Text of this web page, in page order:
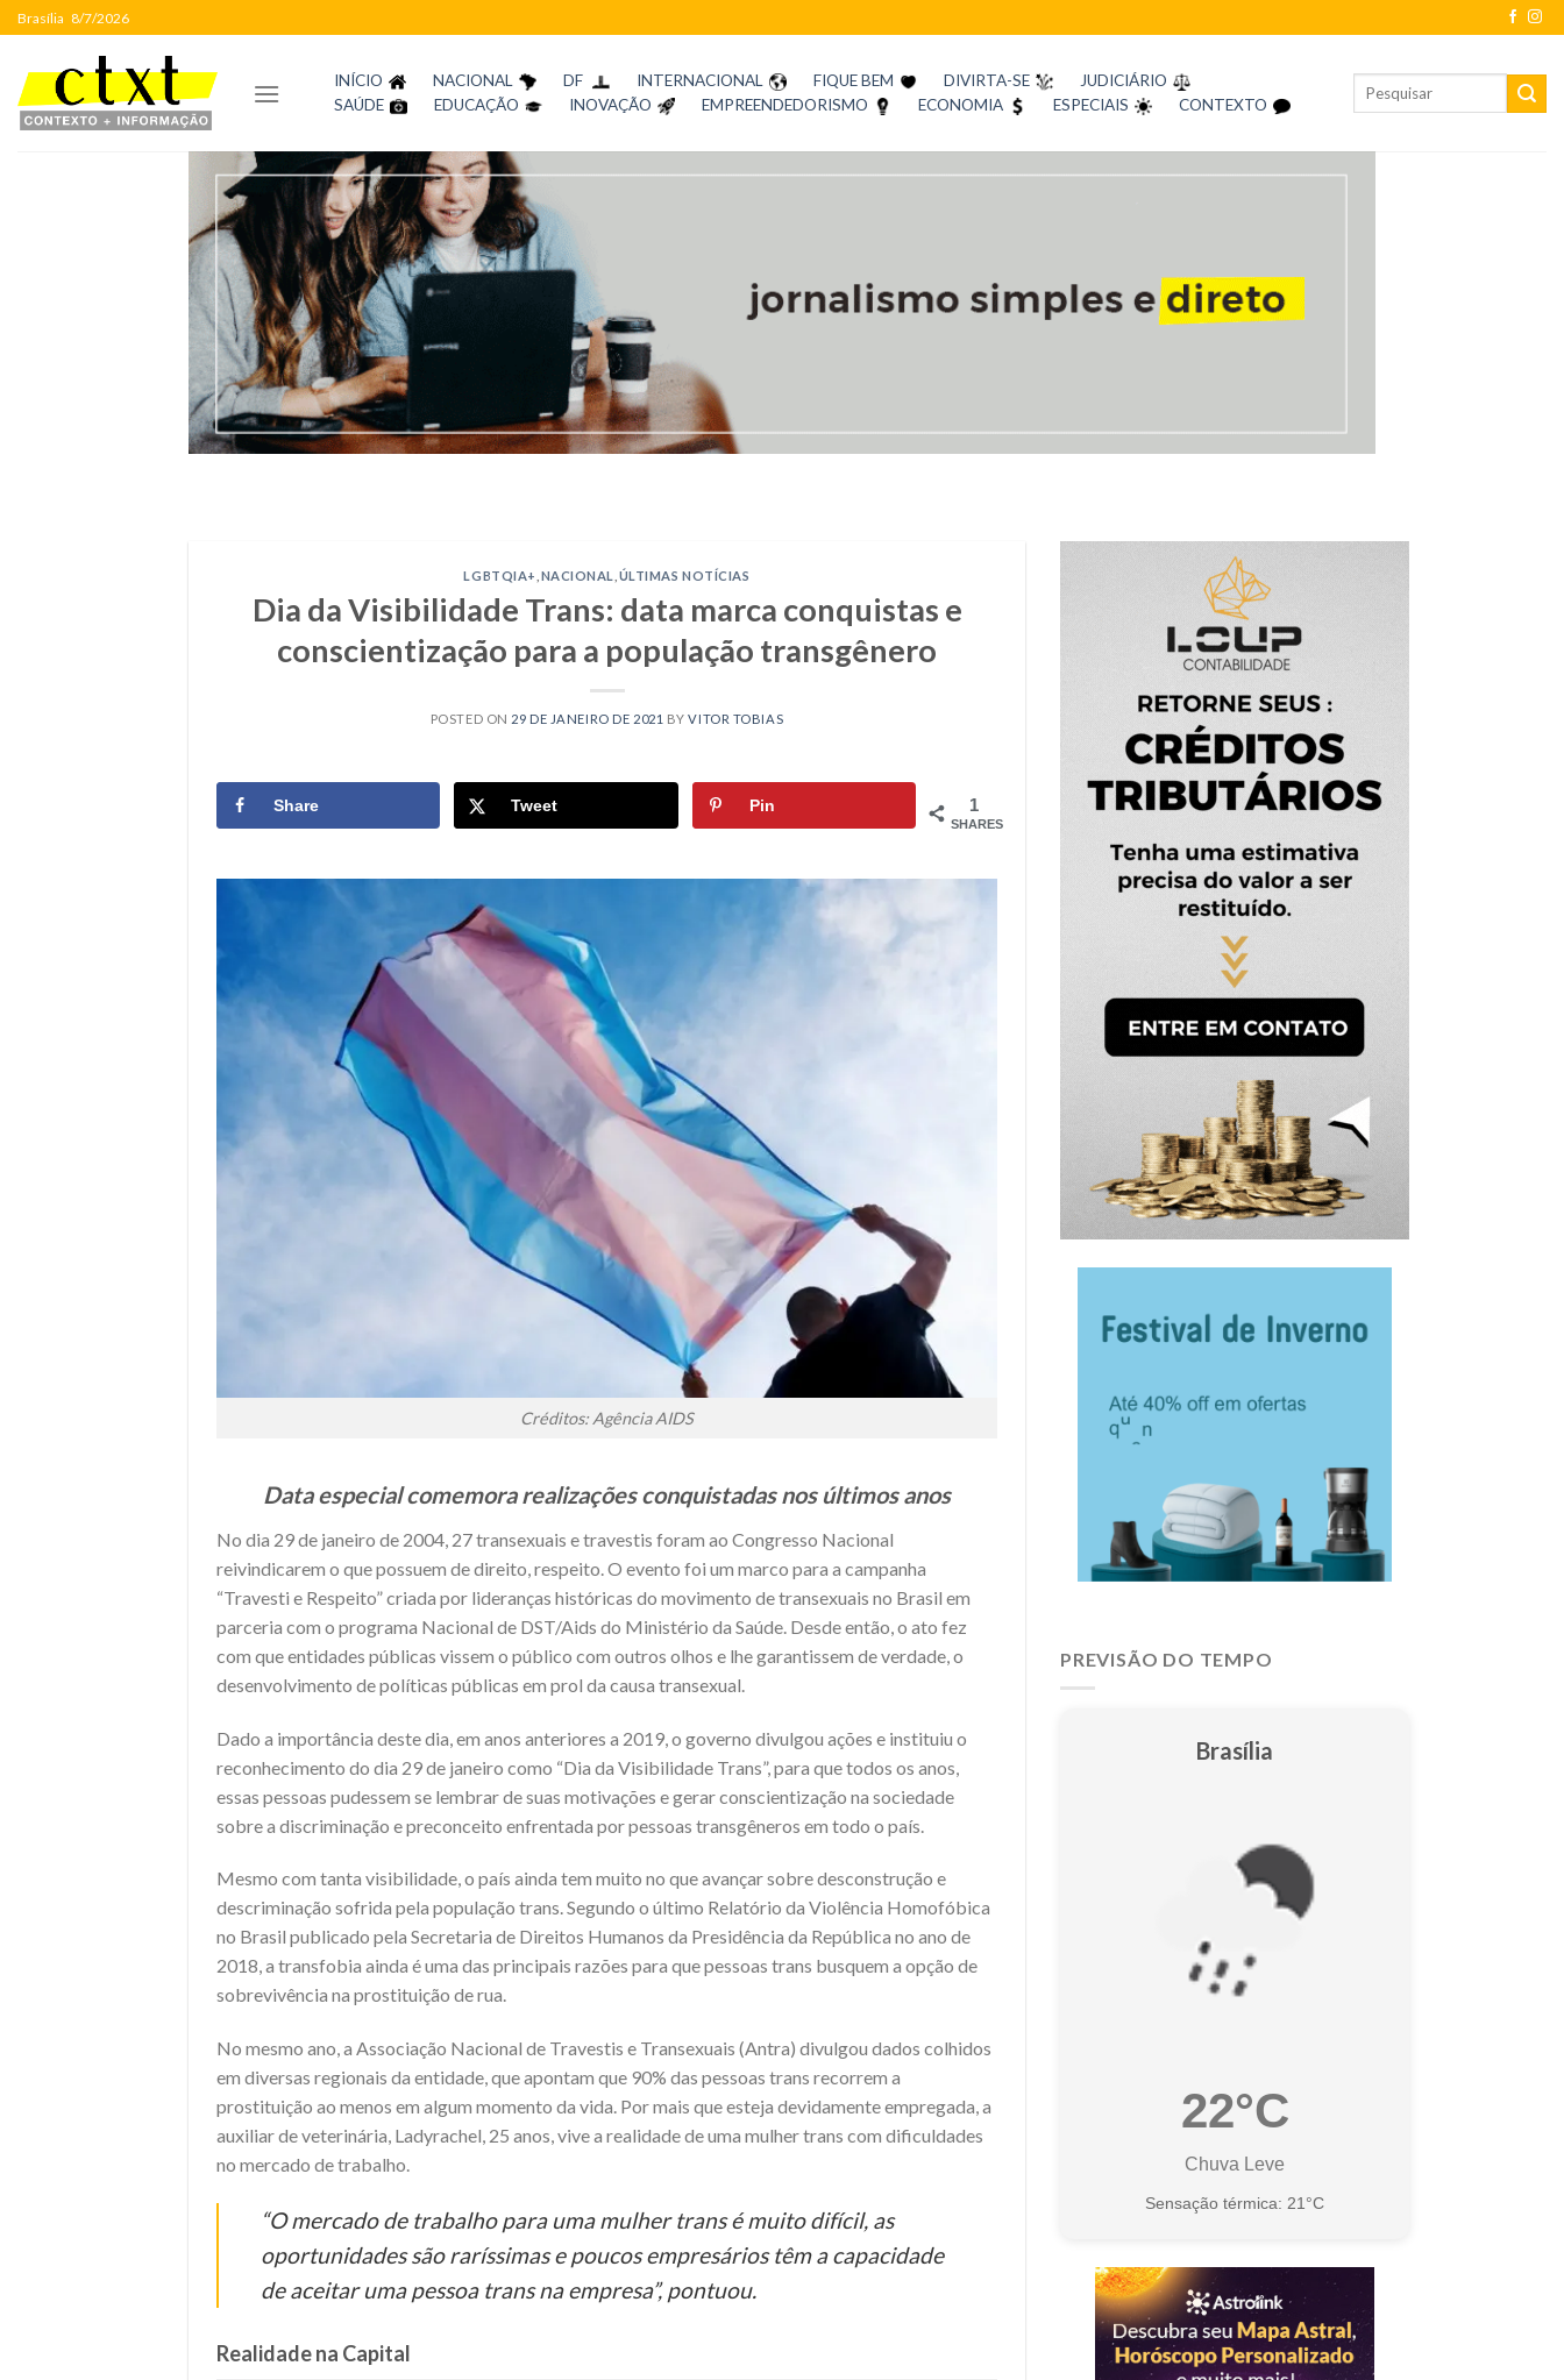
Skip
to
content
Brasília 8/7/2026
INÍCIO NACIONAL DF INTERNACIONAL FIQUE BEM DIVIRTA-SE
JUDICIÁRIO
SAÚDE
EDUCAÇÃO INOVAÇÃO EMPREENDEDORISMO ECONOMIA ESPECIAIS CONTEXTO
LGBTQIA+ NACIONAL ÚLTIMAS NOTÍCIAS
Dia da Visibilidade Trans: data marca conquistas e
conscientização para a população transgênero
POSTED ON 29 DE JANEIRO DE 2021 BYVITOR TOBIAS
1
SHARES
Share Tweet Pin
Créditos: Agência AIDS
Data especial comemora realizações conquistadas nos últimos anos
No dia 29 de janeiro de 2004, 27 transexuais e travestis foram ao Congresso Nacional
reivindicarem o que possuem de direito, respeito. O evento foi um marco para a campanha
“Travesti e Respeito” criada por lideranças históricas do movimento de transexuais no Brasil em
parceria com o programa Nacional de DST/Aids do Ministério da Saúde. Desde então, o ato fez
com que entidades públicas vissem o público com outros olhos e lhe garantissem de verdade, o
desenvolvimento de políticas públicas em prol da causa transexual.
Dado a importância deste dia, em anos anteriores a 2019, o governo divulgou ações e instituiu o
reconhecimento do dia 29 de janeiro como “Dia da Visibilidade Trans”, para que todos os anos,
essas pessoas pudessem se lembrar de suas motivações e gerar conscientização na sociedade
sobre a discriminação e preconceito enfrentada por pessoas transgêneros em todo o país.
Mesmo com tanta visibilidade, o país ainda tem muito no que avançar sobre desconstrução e
descriminação sofrida pela população trans. Segundo o último Relatório da Violência Homofóbica
no Brasil publicado pela Secretaria de Direitos Humanos da Presidência da República no ano de
2018, a transfobia ainda é uma das principais razões para que pessoas trans busquem a opção de
sobrevivência na prostituição de rua.
No mesmo ano, a Associação Nacional de Travestis e Transexuais (Antra) divulgou dados colhidos
em diversas regionais da entidade, que apontam que 90% das pessoas trans recorrem a
prostituição ao menos em algum momento da vida. Por mais que esteja devidamente empregada, a
auxiliar de veterinária, Ladyrachel, 25 anos, vive a realidade de uma mulher trans com dificuldades
no mercado de trabalho.
“O mercado de trabalho para uma mulher trans é muito difícil, as
oportunidades são raríssimas e poucos empresários têm a capacidade
de aceitar uma pessoa trans na empresa”, pontuou.
Realidade na Capital
PREVISÃO DO TEMPO
Brasília
22°C
Chuva Leve
Sensação térmica: 21°C